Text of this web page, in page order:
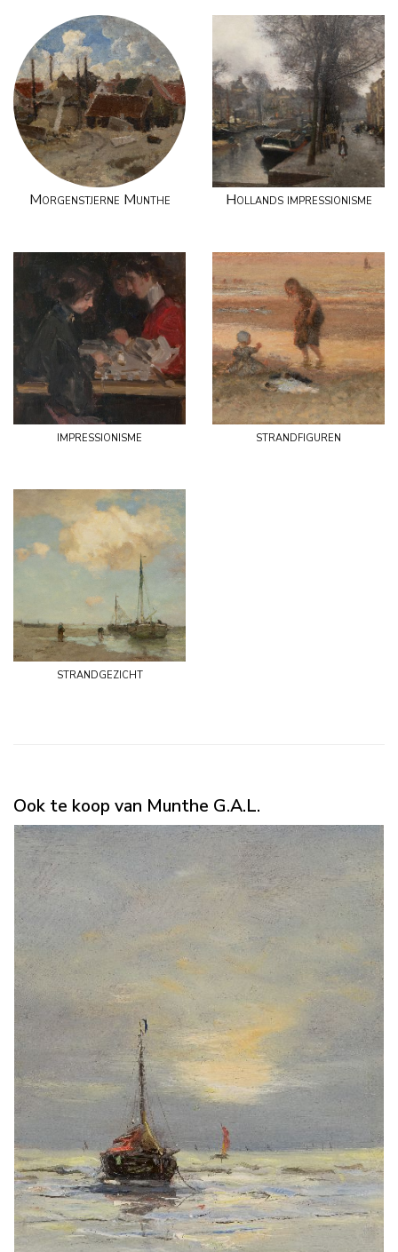
Morgenstjerne Munthe Hollands impressionisme
impressionisme strandfiguren
strandgezicht
Ook te koop van Munthe G.A.L.